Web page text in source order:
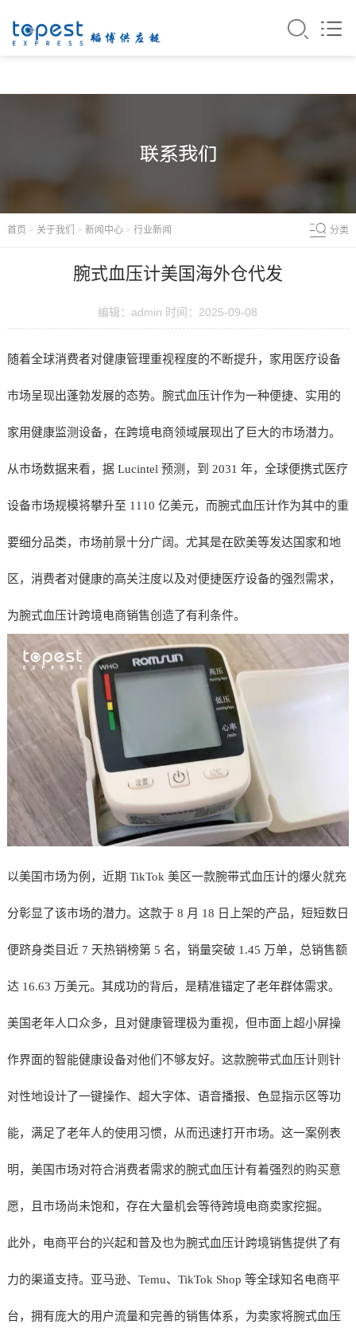
注册 18682040898
首页 > 关于我们 > 新闻中心> 行业新闻 分类
腕式血压计美国海外仓代发
编辑：admin 时间：2025-09-08
随着全球消费者对健康管理重视程度的不断提升，家用医疗设备
市场呈现出蓬勃发展的态势。腕式血压计作为一种便捷、实用的
家用健康监测设备，在跨境电商领域展现出了巨大的市场潜力。
从市场数据来看，据 Lucintel 预测，到 2031 年，全球便携式医疗
设备市场规模将攀升至 1110 亿美元，而腕式血压计作为其中的重
要细分品类，市场前景十分广阔。尤其是在欧美等发达国家和地
区，消费者对健康的高关注度以及对便捷医疗设备的强烈需求，
为腕式血压计跨境电商销售创造了有利条件。
以美国市场为例，近期 TikTok 美区一款腕带式血压计的爆火就充
分彰显了该市场的潜力。这款于 8 月 18 日上架的产品，短短数日
便跻身类目近 7 天热销榜第 5 名，销量突破 1.45 万单，总销售额
达 16.63 万美元。其成功的背后，是精准锚定了老年群体需求。
美国老年人口众多，且对健康管理极为重视，但市面上超小屏操
作界面的智能健康设备对他们不够友好。这款腕带式血压计则针
对性地设计了一键操作、超大字体、语音播报、色显指示区等功
能，满足了老年人的使用习惯，从而迅速打开市场。这一案例表
明，美国市场对符合消费者需求的腕式血压计有着强烈的购买意
愿，且市场尚未饱和，存在大量机会等待跨境电商卖家挖掘。
此外，电商平台的兴起和普及也为腕式血压计跨境销售提供了有
力的渠道支持。亚马逊、Temu、TikTok Shop 等全球知名电商平
台，拥有庞大的用户流量和完善的销售体系，为卖家将腕式血压